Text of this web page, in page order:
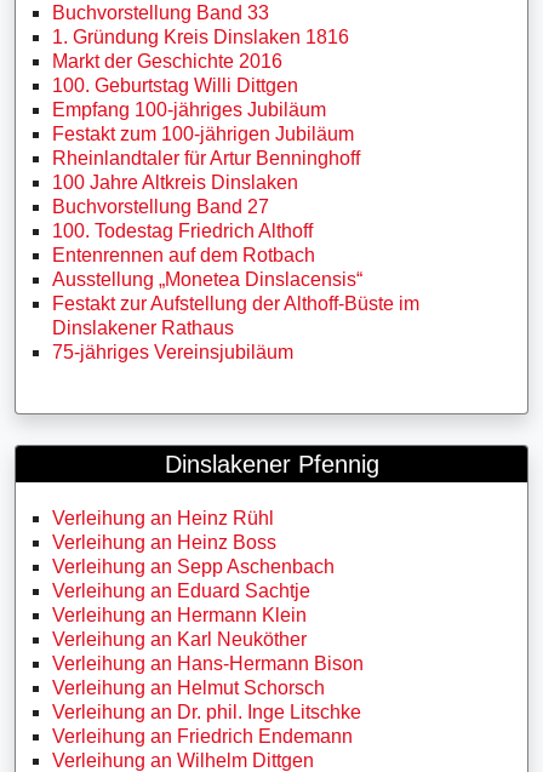
Buchvorstellung Band 33
1. Gründung Kreis Dinslaken 1816
Markt der Geschichte 2016
100. Geburtstag Willi Dittgen
Empfang 100-jähriges Jubiläum
Festakt zum 100-jährigen Jubiläum
Rheinlandtaler für Artur Benninghoff
100 Jahre Altkreis Dinslaken
Buchvorstellung Band 27
100. Todestag Friedrich Althoff
Entenrennen auf dem Rotbach
Ausstellung „Monetea Dinslacensis“
Festakt zur Aufstellung der Althoff-Büste im
Dinslakener Rathaus
75-jähriges Vereinsjubiläum
Dinslakener Pfennig
Verleihung an Heinz Rühl
Verleihung an Heinz Boss
Verleihung an Sepp Aschenbach
Verleihung an Eduard Sachtje
Verleihung an Hermann Klein
Verleihung an Karl Neuköther
Verleihung an Hans-Hermann Bison
Verleihung an Helmut Schorsch
Verleihung an Dr. phil. Inge Litschke
Verleihung an Friedrich Endemann
Verleihung an Wilhelm Dittgen